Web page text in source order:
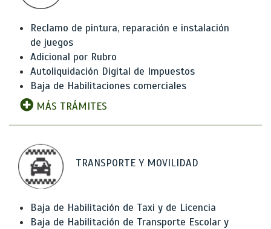
Reclamo de pintura, reparación e instalación
de juegos
Adicional por Rubro
Autoliquidación Digital de Impuestos
Baja de Habilitaciones comerciales
MÁS TRÁMITES
TRANSPORTE Y MOVILIDAD
Baja de Habilitación de Taxi y de Licencia
Baja de Habilitación de Transporte Escolar y